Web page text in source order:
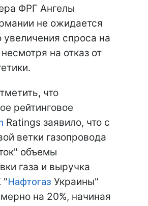
ФРГ Ангелы
не ожидается
увеличения спроса на
на отказ от
что
рейтинговое
Ratings заявило, что с
ветки газопровода
объемы
газа и выручка
"Нафтогаз Украины"
на 20%, начиная